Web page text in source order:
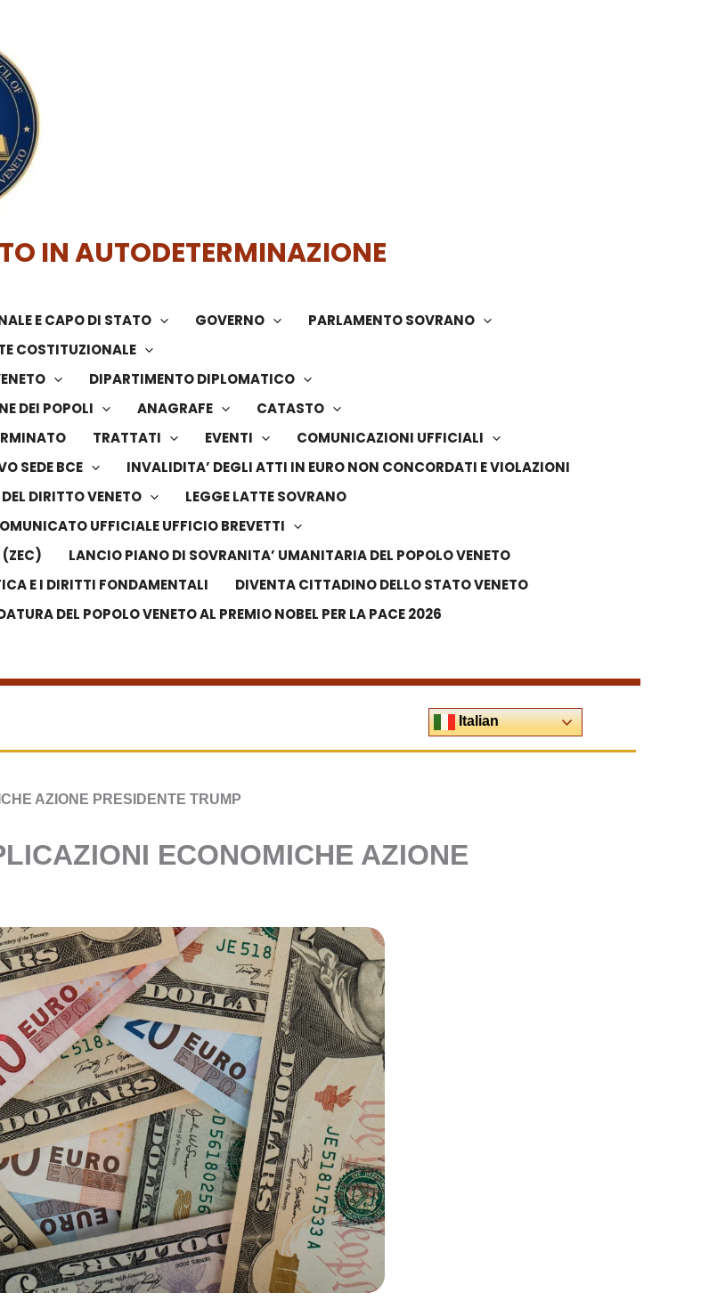
IN AUTODETERMINAZIONE
E CAPO DI STATO GOVERNO
PARLAMENTO SOVRANO
COSTITUZIONALE
DIPARTIMENTO DIPLOMATICO
DEI POPOLI
ANAGRAFE
CATASTO
TRATTATI EVENTI
COMUNICAZIONI UFFICIALI
SEDE BCE
INVALIDITA’ DEGLI ATTI IN EURO NON CONCORDATI E VIOLAZIONI
DIRITTO VENETO
LEGGE LATTE SOVRANO
UFFICIALE UFFICIO BREVETTI
(ZEC)
LANCIO PIANO DI SOVRANITA’ UMANITARIA DEL POPOLO VENETO
E I DIRITTI FONDAMENTALI
DIVENTA CITTADINO DELLO STATO VENETO
DEL POPOLO VENETO AL PREMIO NOBEL PER LA PACE 2026
Italian
AZIONE PRESIDENTE TRUMP
ECONOMICHE AZIONE